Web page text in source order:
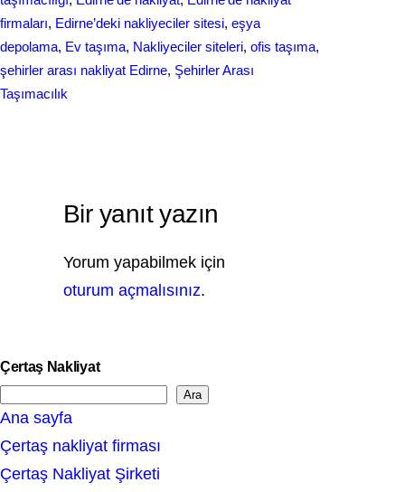
firmaları, Edirne’deki nakliyeciler sitesi, eşya
depolama, Ev taşıma, Nakliyeciler siteleri, ofis taşıma
şehirler arası nakliyat Edirne, Şehirler Arası
Taşımacılık
Bir yanıt yazın
Yorum yapabilmek için
oturum açmalısınız.
Çertaş Nakliyat
e
a
r
Ara
Ana sayfa
Çertaş nakliyat firması
Çertaş Nakliyat Şirketi